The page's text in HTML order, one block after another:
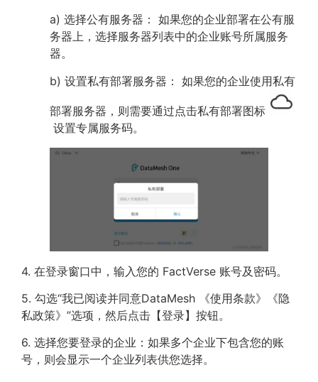
a) 选择公有服务器： 如果您的企业部署在公有服
务器上，选择服务器列表中的企业账号所属服务
器。
b) 设置私有部署服务器： 如果您的企业使用私有
部署服务器，则需要通过点击私有部署图标
设置专属服务码。
4. 在登录窗口中，输入您的 FactVerse 账号及密码。
5. 勾选“我已阅读并同意DataMesh 《使用条款》《隐
私政策》”选项，然后点击【登录】按钮。
6. 选择您要登录的企业：如果多个企业下包含您的账
号，则会显示一个企业列表供您选择。